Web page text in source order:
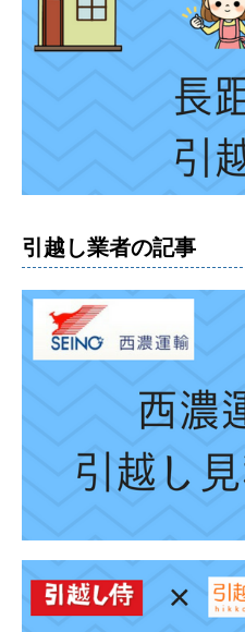
引越し業者の記事